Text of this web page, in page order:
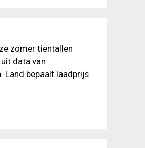
zomer tientallen
data van
Land bepaalt laadprijs